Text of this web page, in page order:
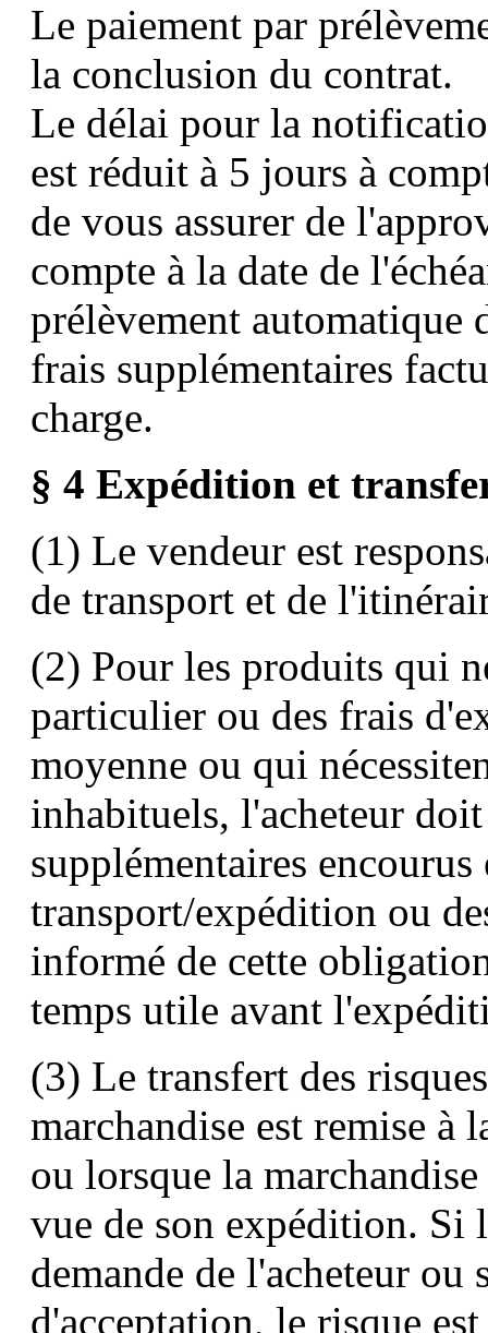
Le paiement par
la conclusion du contrat.
Le délai pour la
est réduit à 5 jours à
de vous assurer de
compte à la date de
prélèvement automatique
frais supplémentaires
charge.
§ 4 Expédition et
(1) Le vendeur est
de transport et de
(2) Pour les produits qui
particulier ou des frais
moyenne ou qui
inhabituels, l'acheteur
supplémentaires
transport/expédition ou
informé de cette
temps utile avant
(3) Le transfert des
marchandise est remise à
ou lorsque la
vue de son expédition. Si
demande de l'acheteur ou
d'acceptation, le risque